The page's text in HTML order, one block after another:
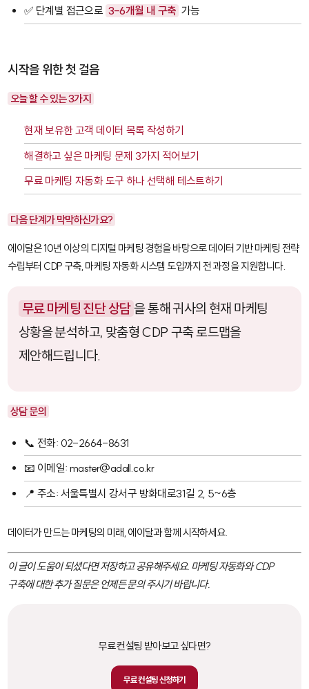
✅ 단계별 접근으로 3-6개월 내 구축 가능
시작을 위한 첫 걸음
오늘 할 수 있는 3가지
현재 보유한 고객 데이터 목록 작성하기
해결하고 싶은 마케팅 문제 3가지 적어보기
무료 마케팅 자동화 도구 하나 선택해 테스트하기
다음 단계가 막막하신가요?
에이달은 10년 이상의 디지털 마케팅 경험을 바탕으로 데이터 기반 마케팅 전략
수립부터 CDP 구축, 마케팅 자동화 시스템 도입까지 전 과정을 지원합니다.
무료 마케팅 진단 상담 을 통해 귀사의 현재 마케팅
상황을 분석하고, 맞춤형 CDP 구축 로드맵을
제안해드립니다.
상담 문의
📞 전화: 02-2664-8631
📧 이메일: master@adall.co.kr
📍 주소: 서울특별시 강서구 방화대로31길 2, 5~6층
데이터가 만드는 마케팅의 미래, 에이달과 함께 시작하세요.
이 글이 도움이 되셨다면 저장하고 공유해주세요. 마케팅 자동화와 CDP
구축에 대한 추가 질문은 언제든 문의 주시기 바랍니다.
무료 컨설팅 받아보고 싶다면?
무료 컨설팅 신청하기